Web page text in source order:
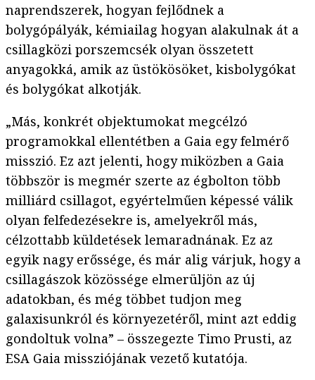
naprendszerek, hogyan fejlődnek a
bolygópályák, kémiailag hogyan alakulnak át a
csillagközi porszemcsék olyan összetett
anyagokká, amik az üstökösöket, kisbolygókat
és bolygókat alkotják.
„Más, konkrét objektumokat megcélzó
programokkal ellentétben a Gaia egy felmérő
misszió. Ez azt jelenti, hogy miközben a Gaia
többször is megmér szerte az égbolton több
milliárd csillagot, egyértelműen képessé válik
olyan felfedezésekre is, amelyekről más,
célzottabb küldetések lemaradnának. Ez az
egyik nagy erőssége, és már alig várjuk, hogy a
csillagászok közössége elmerüljön az új
adatokban, és még többet tudjon meg
galaxisunkról és környezetéről, mint azt eddig
gondoltuk volna” – összegezte Timo Prusti, az
ESA Gaia missziójának vezető kutatója.